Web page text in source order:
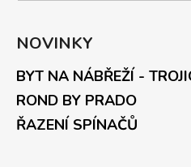
NOVINKY
BYT NA NÁBŘEŽÍ -
ROND BY PRADO
ŘAZENÍ SPÍNAČŮ